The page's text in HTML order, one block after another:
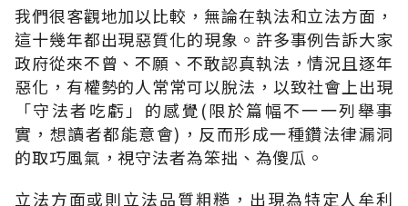
我們很客觀地加以比較，無論在執法和立法方面，
這十幾年都出現惡質化的現象。許多事例告訴大家
政府從來不曾、不願、不敢認真執法，情況且逐年
惡化，有權勢的人常常可以脫法，以致社會上出現
「守法者吃虧」的感覺(限於篇幅不一一列舉事
實，想讀者都能意會)，反而形成一種鑽法律漏洞
的取巧風氣，視守法者為笨拙、為傻瓜。
立法方面或則立法品質粗糙，出現為特定人牟利